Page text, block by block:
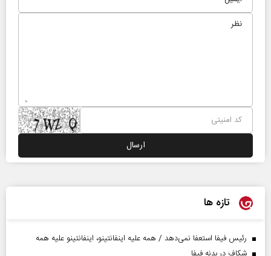
تازه ها
رئیس فیفا استعفا نمی‌دهد / همه علیه اینفانتینو، اینفانتینو علیه همه